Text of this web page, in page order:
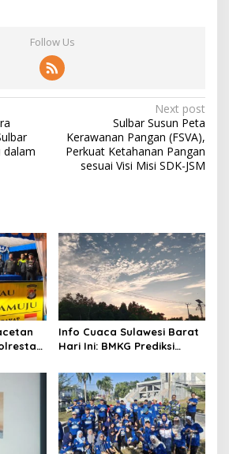
Follow Us
dalam
Next post
Sulbar Susun Peta
Kerawanan Pangan (FSVA),
Perkuat Ketahanan Pangan
sesuai Visi Misi SDK-JSM
Info Cuaca Sulawesi Barat
Hari Ini: BMKG Prediksi